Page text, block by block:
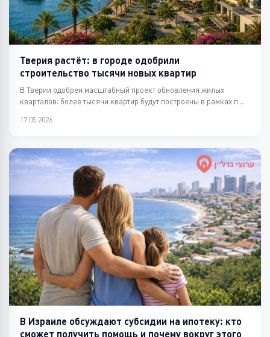
Тверия растёт: в городе одобрили
строительство тысячи новых квартир
В Тверии одобрен масштабный проект обновления жилых
кварталов: более тысячи квартир будут построены в рамках п...
17.05.2026
В Израиле обсуждают субсидии на ипотеку: кто
сможет получить помощь и почему вокруг этого